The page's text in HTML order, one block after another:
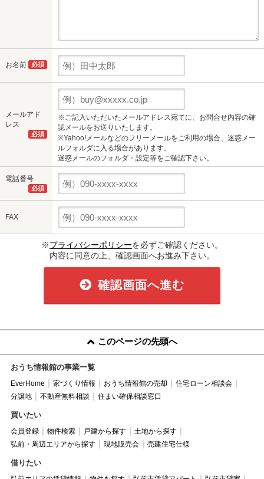
お名前 必須
メールアド
レス
必須
※ご記入いただいたメールアドレス宛てに、お問合せ内容の確
認メールをお送りいたします。
※Yahoo!メールなどのフリーメールをご利用の場合、迷惑メー
ルフォルダに入る場合があります。
迷惑メールのフォルダ・設定等をご確認下さい。
電話番号
必須
FAX
※プライバシーポリシーを必ずご確認ください。
内容に同意の上、確認画面へお進み下さい。
確認画面へ進む
このページの先頭へ
おうち情報館の事業一覧
EverHome 家づくり情報 おうち情報館の売却
住宅ローン相談会
分譲地
不動産無料相談 住まい確保相談窓口
買いたい
会員登録 物件検索 戸建から探す
土地から探す
弘前・周辺エリアから探す
現地販売会 売建住宅仕様
借りたい